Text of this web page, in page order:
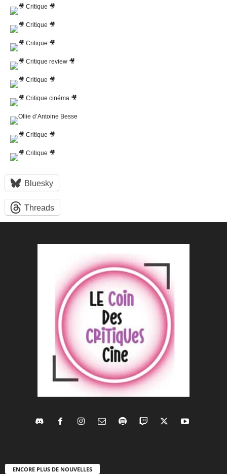
Bluesky
Threads
ENCORE PLUS DE NOUVELLES